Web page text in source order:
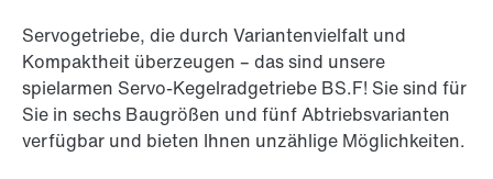
Servogetriebe, die durch Variantenvielfalt und
Kompaktheit überzeugen – das sind unsere
spielarmen Servo-Kegelradgetriebe BS.F! Sie sind für
Sie in sechs Baugrößen und fünf Abtriebsvarianten
verfügbar und bieten Ihnen unzählige Möglichkeiten.